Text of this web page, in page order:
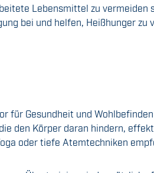
Lebensmittel zu
bei und helfen, Heißhunger
für Gesundheit und
den Körper daran hindern,
oder tiefe Atemtechniken